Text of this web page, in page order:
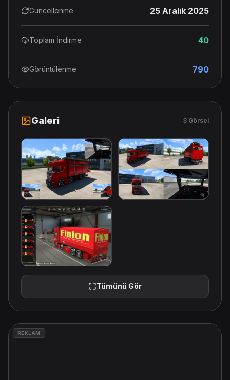
Güncellenme 25 Aralık 2025
Toplam İndirme 40
Görüntülenme 790
Galeri 3 Görsel
Tümünü Gör
REKLAM